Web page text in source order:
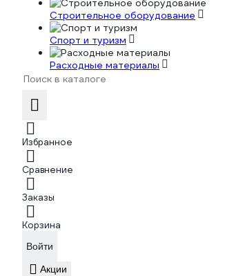
Строительное оборудование
Спорт и туризм
Расходные материалы
Избранное
Сравнение
Заказы
Корзина
Войти
Акции